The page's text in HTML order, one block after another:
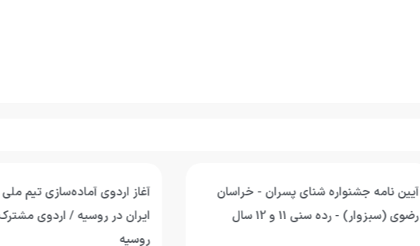
آیین نامه جشنواره شنای پسران - خراسان
رضوی (سبزوار) - رده سنی 11 و 12 سال
آغاز اردوی آماده‌سازی تیم ملی
ایران در روسیه / اردوی
روسیه